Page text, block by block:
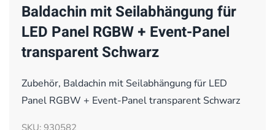
Baldachin mit Seilabhängung für
LED Panel RGBW + Event-Panel
transparent Schwarz
Zubehör, Baldachin mit Seilabhängung für LED
Panel RGBW + Event-Panel transparent Schwarz
SKU: 930582